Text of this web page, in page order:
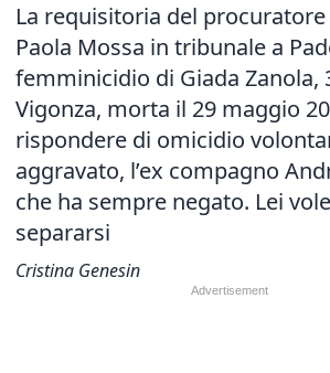
La requisitoria del
Paola Mossa in tribunale a
femminicidio di Giada Zanola,
Vigonza, morta il 29 maggio
rispondere di omicidio
aggravato, l’ex compagno
che ha sempre negato. Lei
separarsi
Cristina Genesin